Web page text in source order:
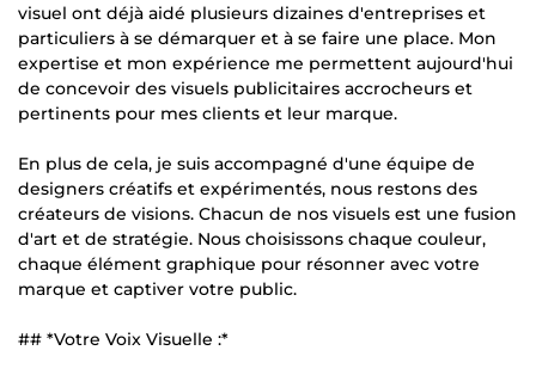
visuel ont déjà aidé plusieurs dizaines d'entreprises et
particuliers à se démarquer et à se faire une place. Mon
expertise et mon expérience me permettent aujourd'hui
de concevoir des visuels publicitaires accrocheurs et
pertinents pour mes clients et leur marque.
En plus de cela, je suis accompagné d'une équipe de
designers créatifs et expérimentés, nous restons des
créateurs de visions. Chacun de nos visuels est une fusion
d'art et de stratégie. Nous choisissons chaque couleur,
chaque élément graphique pour résonner avec votre
marque et captiver votre public.
## *Votre Voix Visuelle :*